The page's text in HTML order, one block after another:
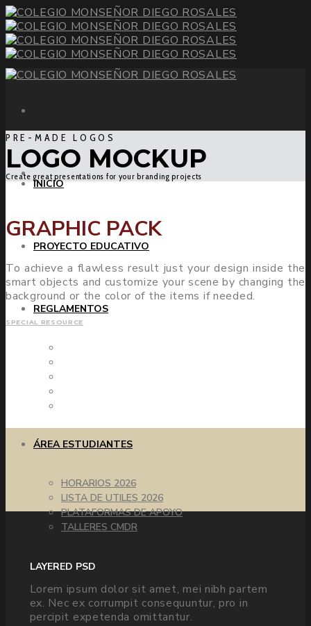
INICIO
PROYECTO EDUCATIVO
REGLAMENTOS
ÁREA ESTUDIANTES
HORARIOS 2026
LISTA DE UTILES 2026
PLATAFORMAS DE APOYO
TALLERES CMDR
PRE-MADE LOGOS
LOGO MOCKUP
Create great presentations for your branding projects
GRAPHIC PACK
To achieve a flawless result just your design inside the
smart objects and customize your scene by changing the
background or the color of the items if needed.
SPECIAL RESOURCE
LAYERED PSD
Lorem ipsum dolor sit amet, mei nibh partem
ex. Nec ex corrumpit consequuntur, pro in
percipit expetenda omittantur.